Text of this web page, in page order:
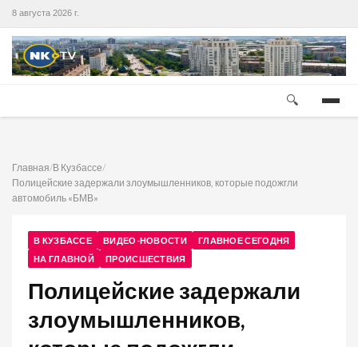
8 августа 2026 г.
🔍
Главная/В Кузбассе/
Полицейские задержали злоумышленников, которые подожгли
автомобиль «БМВ»
В КУЗБАССЕ ВИДЕО-НОВОСТИ
ГЛАВНОЕ СЕГОДНЯ
НА ГЛАВНОЙ
ПРОИСШЕСТВИЯ
Полицейские задержали
злоумышленников,